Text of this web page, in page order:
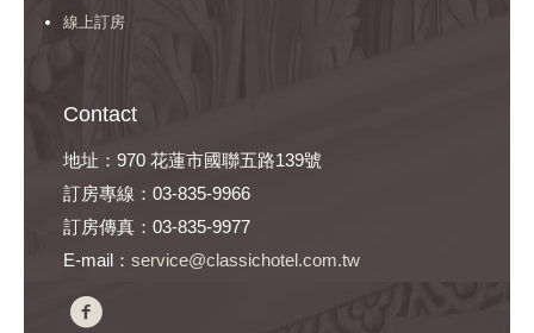
線上訂房
Contact
地址：970 花蓮市國聯五路139號
訂房專線：03-835-9966
訂房傳真：03-835-9977
E-mail： service@classichotel.com.tw